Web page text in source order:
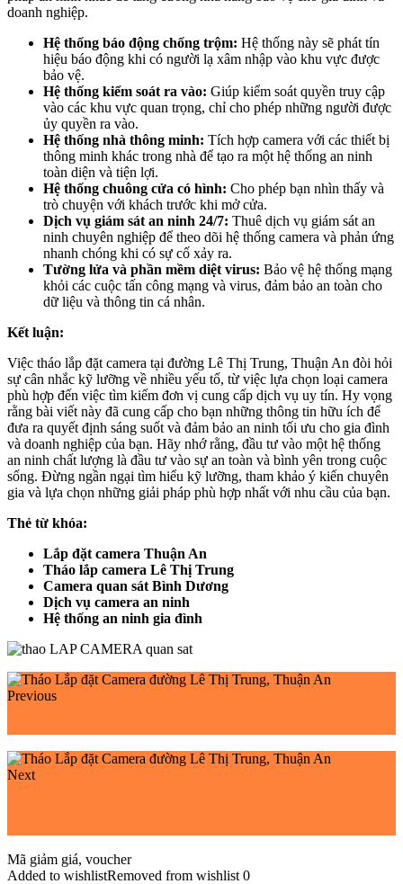
doanh nghiệp.
Hệ thống báo động chống trộm: Hệ thống này sẽ phát tín
hiệu báo động khi có người lạ xâm nhập vào khu vực được
bảo vệ.
Hệ thống kiểm soát ra vào: Giúp kiểm soát quyền truy cập
vào các khu vực quan trọng, chỉ cho phép những người được
ủy quyền ra vào.
Hệ thống nhà thông minh: Tích hợp camera với các thiết bị
thông minh khác trong nhà để tạo ra một hệ thống an ninh
toàn diện và tiện lợi.
Hệ thống chuông cửa có hình: Cho phép bạn nhìn thấy và
trò chuyện với khách trước khi mở cửa.
Dịch vụ giám sát an ninh 24/7: Thuê dịch vụ giám sát an
ninh chuyên nghiệp để theo dõi hệ thống camera và phản ứng
nhanh chóng khi có sự cố xảy ra.
Tường lửa và phần mềm diệt virus: Bảo vệ hệ thống mạng
khỏi các cuộc tấn công mạng và virus, đảm bảo an toàn cho
dữ liệu và thông tin cá nhân.
Kết luận:
Việc tháo lắp đặt camera tại đường Lê Thị Trung, Thuận An đòi hỏi
sự cân nhắc kỹ lưỡng về nhiều yếu tố, từ việc lựa chọn loại camera
phù hợp đến việc tìm kiếm đơn vị cung cấp dịch vụ uy tín. Hy vọng
rằng bài viết này đã cung cấp cho bạn những thông tin hữu ích để
đưa ra quyết định sáng suốt và đảm bảo an ninh tối ưu cho gia đình
và doanh nghiệp của bạn. Hãy nhớ rằng, đầu tư vào một hệ thống
an ninh chất lượng là đầu tư vào sự an toàn và bình yên trong cuộc
sống. Đừng ngần ngại tìm hiểu kỹ lưỡng, tham khảo ý kiến chuyên
gia và lựa chọn những giải pháp phù hợp nhất với nhu cầu của bạn.
Thẻ từ khóa:
Lắp đặt camera Thuận An
Tháo lắp camera Lê Thị Trung
Camera quan sát Bình Dương
Dịch vụ camera an ninh
Hệ thống an ninh gia đình
Previous
Next
Mã giảm giá, voucher
Added to wishlistRemoved from wishlist 0